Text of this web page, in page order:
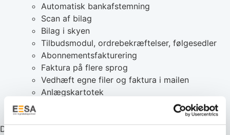
Automatisk bankafstemning
Scan af bilag
Bilag i skyen
Tilbudsmodul, ordrebekræftelser, følgesedler
Abonnementsfakturering
Faktura på flere sprog
Vedhæft egne filer og faktura i mailen
Anlægskartotek
Dinero er især fordelagtigt for mindre virksomheder, der